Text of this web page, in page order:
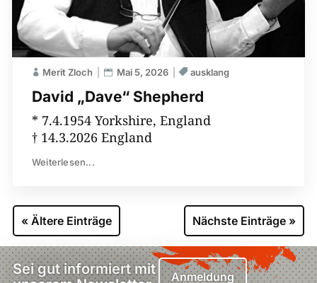
David „Dave“ Shepherd
Merit Zloch Mai 5, 2026 ausklang
* 7.4.1954 Yorkshire, England
† 14.3.2026 England
Weiterlesen...
« Ältere Einträge Nächste Einträge »
Sei gut informiert mit
Anmeldung